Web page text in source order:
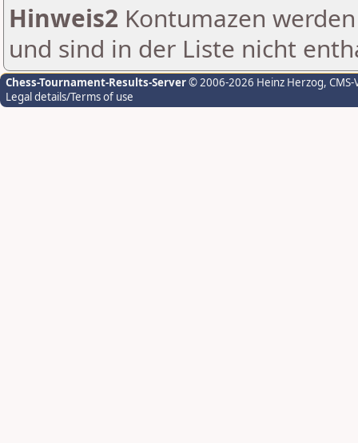
Hinweis2 Kontumazen
und sind in der Liste nicht
Chess-Tournament-Results-Server© 2006-2026 Heinz Herzog,
Legal details/Terms of use